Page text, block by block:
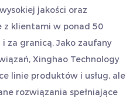
emisję i
W projektach
takich jak centra
służy do
jakości oraz
z klientami w ponad 50
za granicą. Jako zaufany
Xinghao Technology
linie produktów i usług, ale
rozwiązania spełniające